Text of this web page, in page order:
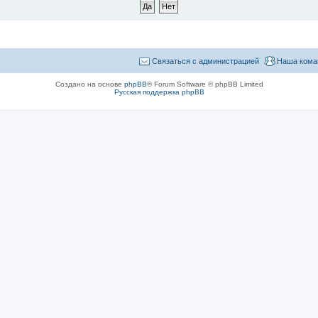
Наша
Связаться с администрацией
Создано на основе phpBB® Forum Software © phpBB Limited
Русская поддержка phpBB